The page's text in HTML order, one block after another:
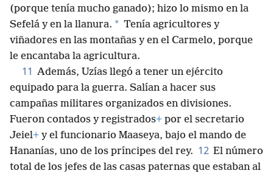
(porque tenía mucho ganado); hizo lo mismo en la
Sefelá y en la llanura. * Tenía agricultores y
viñadores en las montañas y en el Carmelo, porque
le encantaba la agricultura.
11 Además, Uzías llegó a tener un ejército
equipado para la guerra. Salían a hacer sus
campañas militares organizados en divisiones.
Fueron contados y registrados+ por el secretario
Jeiel+ y el funcionario Maaseya, bajo el mando de
Hananías, uno de los príncipes del rey. 12 El número
total de los jefes de las casas paternas que estaban al